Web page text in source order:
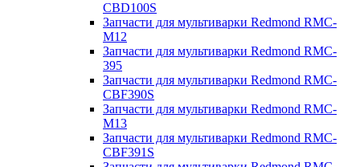
CBD100S
Запчасти для мультиварки Redmond RMC-
M12
Запчасти для мультиварки Redmond RMC-
395
Запчасти для мультиварки Redmond RMC-
CBF390S
Запчасти для мультиварки Redmond RMC-
M13
Запчасти для мультиварки Redmond RMC-
CBF391S